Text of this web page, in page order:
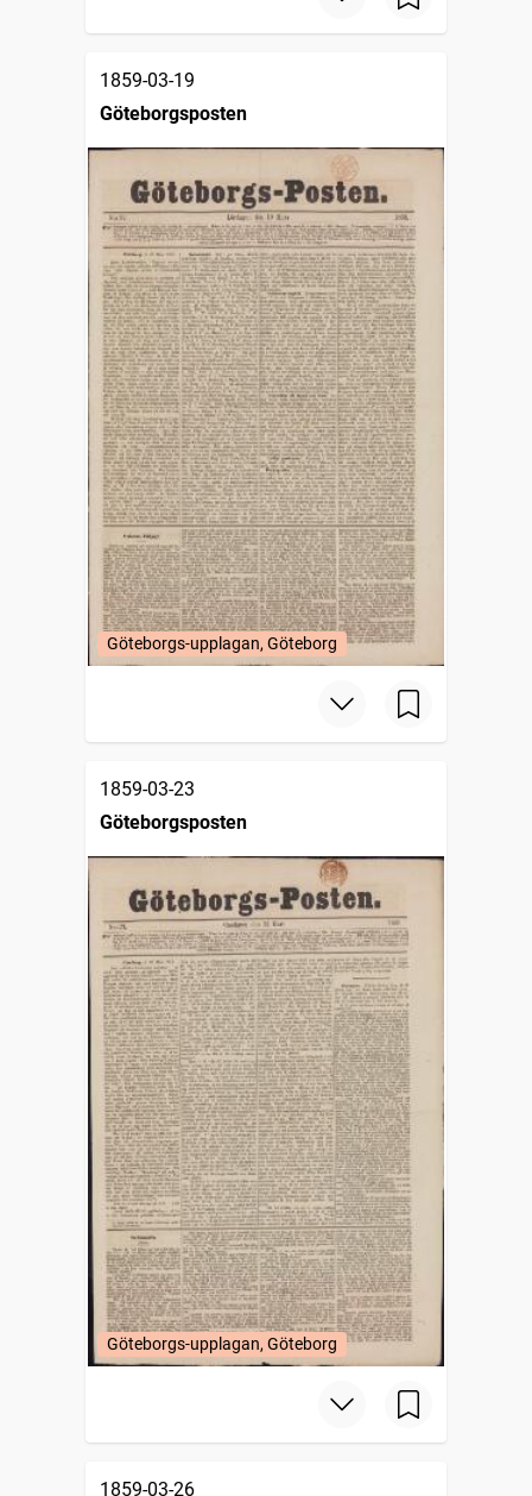
1859-03-19
Göteborgsposten
Göteborgs-upplagan, Göteborg
1859-03-23
Göteborgsposten
Göteborgs-upplagan, Göteborg
1859-03-26